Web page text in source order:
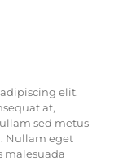
elit.
at,
sed metus
Nullam eget
malesuada